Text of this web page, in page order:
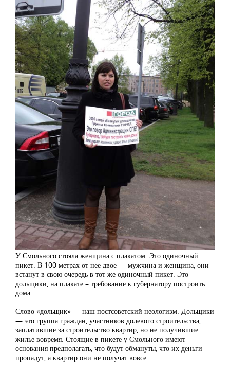
У Смольного стояла женщина с плакатом. Это одиночный
пикет. В 100 метрах от нее двое — мужчина и женщина, они
встанут в свою очередь в тот же одиночный пикет. Это
дольщики, на плакате – требование к губернатору построить
дома.
Слово «дольщик» — наш постсоветский неологизм. Дольщики
— это группа граждан, участников долевого строительства,
заплатившие за строительство квартир, но не получившие
жилье вовремя. Стоящие в пикете у Смольного имеют
основания предполагать, что будут обмануты, что их деньги
пропадут, а квартир они не получат вовсе.